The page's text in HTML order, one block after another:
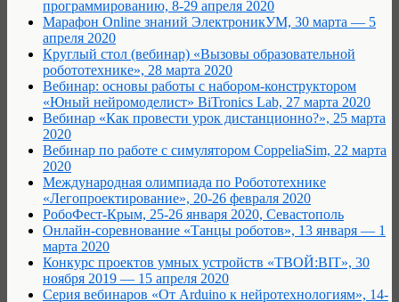
программированию, 8-29 апреля 2020
Марафон Online знаний ЭлектроникУМ, 30 марта — 5
апреля 2020
Круглый стол (вебинар) «Вызовы образовательной
робототехнике», 28 марта 2020
Вебинар: основы работы с набором-конструктором
«Юный нейромоделист» BiTronics Lab, 27 марта 2020
Вебинар «Как провести урок дистанционно?», 25 марта
2020
Вебинар по работе с симулятором CoppeliaSim, 22 марта
2020
Международная олимпиада по Робототехнике
«Легопроектирование», 20-26 февраля 2020
РобоФест-Крым, 25-26 января 2020, Севастополь
Онлайн-соревнование «Танцы роботов», 13 января — 1
марта 2020
Конкурс проектов умных устройств «ТВОЙ:BIT», 30
ноября 2019 — 15 апреля 2020
Серия вебинаров «От Arduino к нейротехнологиям», 14-